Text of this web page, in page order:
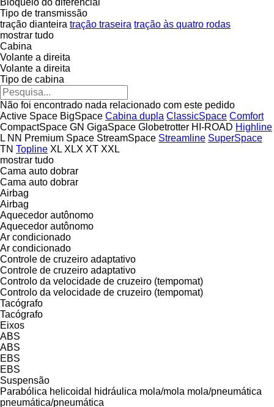
Tipo de transmissão
tração dianteira tração traseira tração às quatro rodas
mostrar tudo
Cabina
Volante a direita
Volante a direita
Tipo de cabina
Não foi encontrado nada relacionado com este pedido
Active Space BigSpace Cabina dupla ClassicSpace Comfort
CompactSpace GN GigaSpace Globetrotter HI-ROAD Highline
L NN Premium Space StreamSpace Streamline SuperSpace
TN Topline XL XLX XT XXL
mostrar tudo
Cama auto dobrar
Cama auto dobrar
Airbag
Airbag
Aquecedor autônomo
Aquecedor autônomo
Ar condicionado
Ar condicionado
Controle de cruzeiro adaptativo
Controle de cruzeiro adaptativo
Controlo da velocidade de cruzeiro (tempomat)
Controlo da velocidade de cruzeiro (tempomat)
Tacógrafo
Tacógrafo
Eixos
ABS
ABS
EBS
EBS
Suspensão
Parabólica helicoidal hidráulica mola/mola mola/pneumática
pneumática/pneumática